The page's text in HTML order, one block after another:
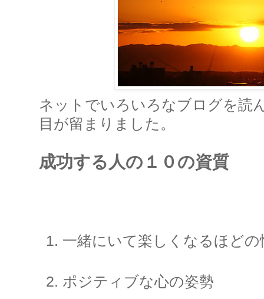
ネットでいろいろなブログを読
目が留まりました。
成功する人の１０の資質
一緒にいて楽しくなるほどの
ポジティブな心の姿勢